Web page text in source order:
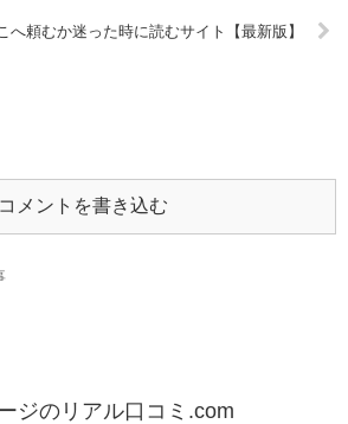
へ頼むか迷った時に読むサイト【最新版】
コメントを書き込む
ジのリアル口コミ.com